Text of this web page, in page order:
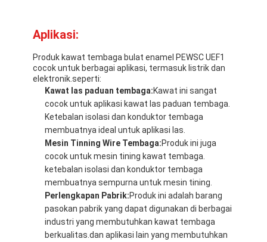
Beranda
Produk
Pertunjukan VR
Aplikasi:
Produk kawat tembaga bulat enamel PEWSC UEF1
cocok untuk berbagai aplikasi, termasuk listrik dan
elektronik.seperti:
Kawat las paduan tembaga:Kawat ini sangat
cocok untuk aplikasi kawat las paduan tembaga.
Ketebalan isolasi dan konduktor tembaga
membuatnya ideal untuk aplikasi las.
Mesin Tinning Wire Tembaga:Produk ini juga
cocok untuk mesin tining kawat tembaga.
ketebalan isolasi dan konduktor tembaga
membuatnya sempurna untuk mesin tining.
Perlengkapan Pabrik:Produk ini adalah barang
pasokan pabrik yang dapat digunakan di berbagai
industri yang membutuhkan kawat tembaga
berkualitas.dan aplikasi lain yang membutuhkan